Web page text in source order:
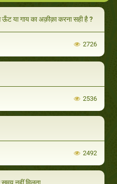
या गाय का अक़ीक़ा करना सही है ?
2726
2536
2492
नहीं मिलता